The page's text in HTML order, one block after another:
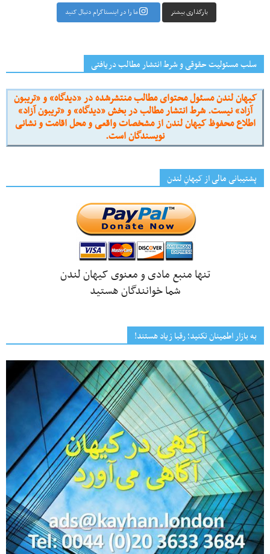
بارگذاری بیشتر ما را در اینستاگرام دنبال کنید
سلب مسئولیت حقوقی و شرط انتشار مطالب دریافتی
کیهان لندن مسئول محتوای مطالب منتشرشده در «دیدگاه» و «تریبون
آزاد» نیست. شرط انتشار مطالب در بخش «دیدگاه» و «تریبون آزاد»
اطلاع محفوظ کیهان لندن از مشخصات واقعی و محل اقامت و نشانی
نویسندگان است.
پشتیبانی مالی از کیهانِ لندن
تنها منبع مادی و معنوی کیهان لندن
شما خوانندگان هستید
به بازار اطمینان نکنید؛ رقبا زیاد هستند!